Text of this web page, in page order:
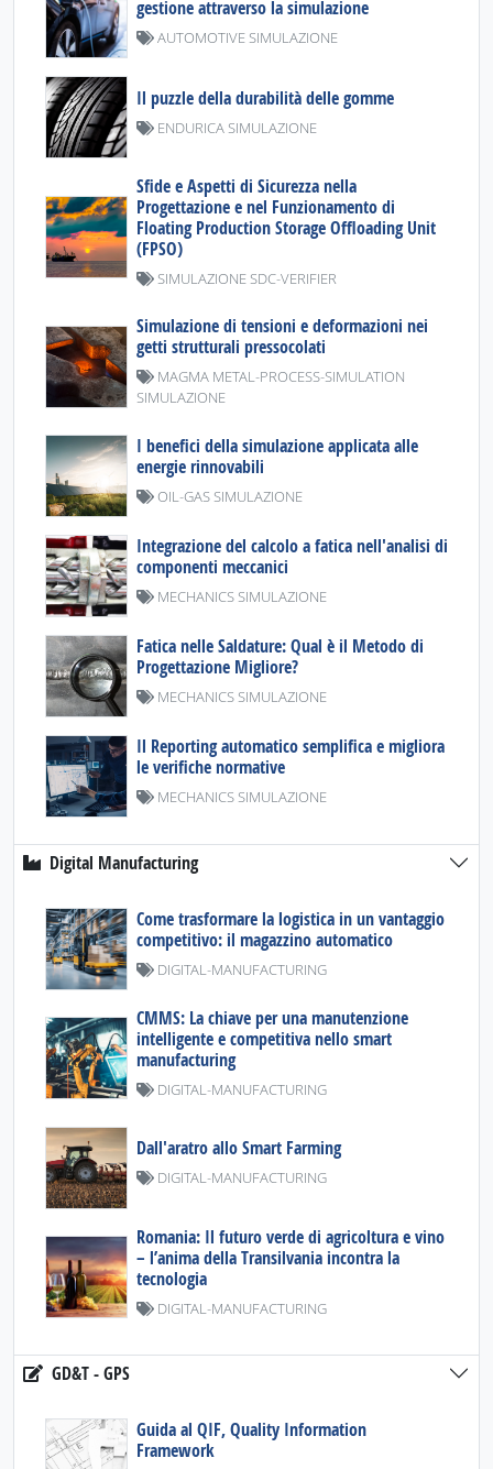
gestione attraverso la simulazione
AUTOMOTIVE SIMULAZIONE
Il puzzle della durabilità delle gomme
ENDURICA SIMULAZIONE
Sfide e Aspetti di Sicurezza nella
Progettazione e nel Funzionamento di
Floating Production Storage Offloading Unit
(FPSO)
SIMULAZIONE SDC-VERIFIER
Simulazione di tensioni e deformazioni nei
getti strutturali pressocolati
MAGMA METAL-PROCESS-SIMULATION
SIMULAZIONE
I benefici della simulazione applicata alle
energie rinnovabili
OIL-GAS SIMULAZIONE
Integrazione del calcolo a fatica nell'analisi di
componenti meccanici
MECHANICS SIMULAZIONE
Fatica nelle Saldature: Qual è il Metodo di
Progettazione Migliore?
MECHANICS SIMULAZIONE
Il Reporting automatico semplifica e migliora
le verifiche normative
MECHANICS SIMULAZIONE
Digital Manufacturing
Come trasformare la logistica in un vantaggio
competitivo: il magazzino automatico
DIGITAL-MANUFACTURING
CMMS: La chiave per una manutenzione
intelligente e competitiva nello smart
manufacturing
DIGITAL-MANUFACTURING
Dall'aratro allo Smart Farming
DIGITAL-MANUFACTURING
Romania: Il futuro verde di agricoltura e vino
– l’anima della Transilvania incontra la
tecnologia
DIGITAL-MANUFACTURING
GD&T - GPS
Guida al QIF, Quality Information
Framework